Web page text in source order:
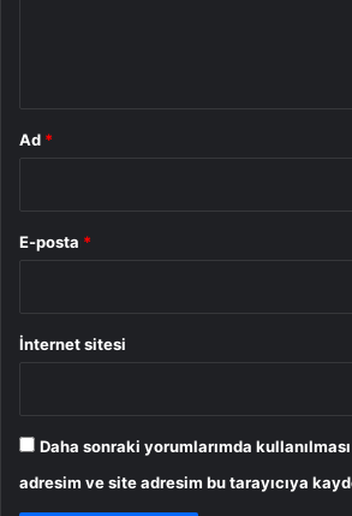
Ad *
E-posta *
İnternet sitesi
Daha sonraki yorumlarımda
adresim ve site adresim bu tarayıcıya